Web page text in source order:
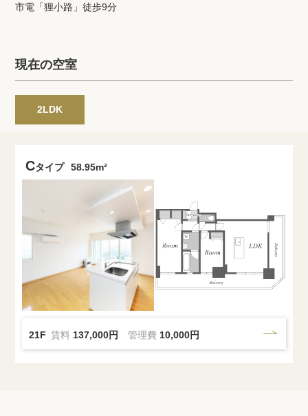
高級賃貸物件トピック
商標について
市電「狸小路」徒歩9分
現在の空室
2LDK
Cタイプ 58.95m²
21F 賃料 137,000円 管理費 10,000円